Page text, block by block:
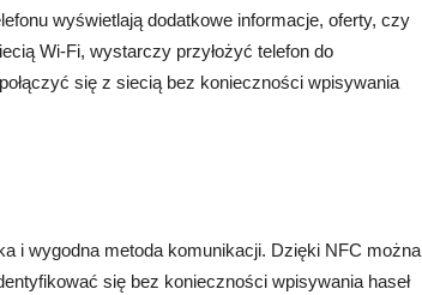
wyświetlają dodatkowe informacje, oferty, czy
Wi-Fi, wystarczy przyłożyć telefon do
się z siecią bez konieczności wpisywania
i wygodna metoda komunikacji. Dzięki NFC można
się bez konieczności wpisywania haseł